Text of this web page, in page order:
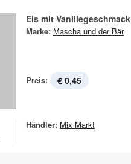
Eis mit Vanillegeschmack
Marke: Mascha und der Bär
Preis: € 0,45
Händler: Mix Markt